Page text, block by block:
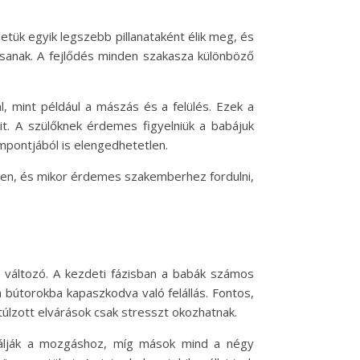
egyik legszebb pillanataként élik meg, és
A fejlődés minden szakasza különböző
mint például a mászás és a felülés. Ezek a
A szülőknek érdemes figyelniük a babájuk
is elengedhetetlen.
és mikor érdemes szakemberhez fordulni,
A kezdeti fázisban a babák számos
kapaszkodva való felállás. Fontos,
elvárások csak stresszt okozhatnak.
a mozgáshoz, míg mások mind a négy